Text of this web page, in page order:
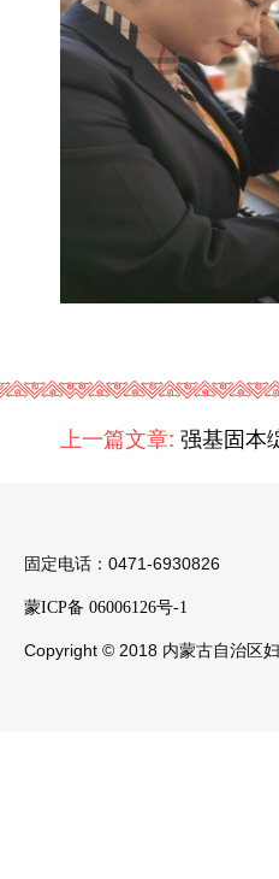
上一篇文章:
固定电话：0471-6930826
蒙ICP备 06006126号-1
Copyright © 2018 内蒙古自治区